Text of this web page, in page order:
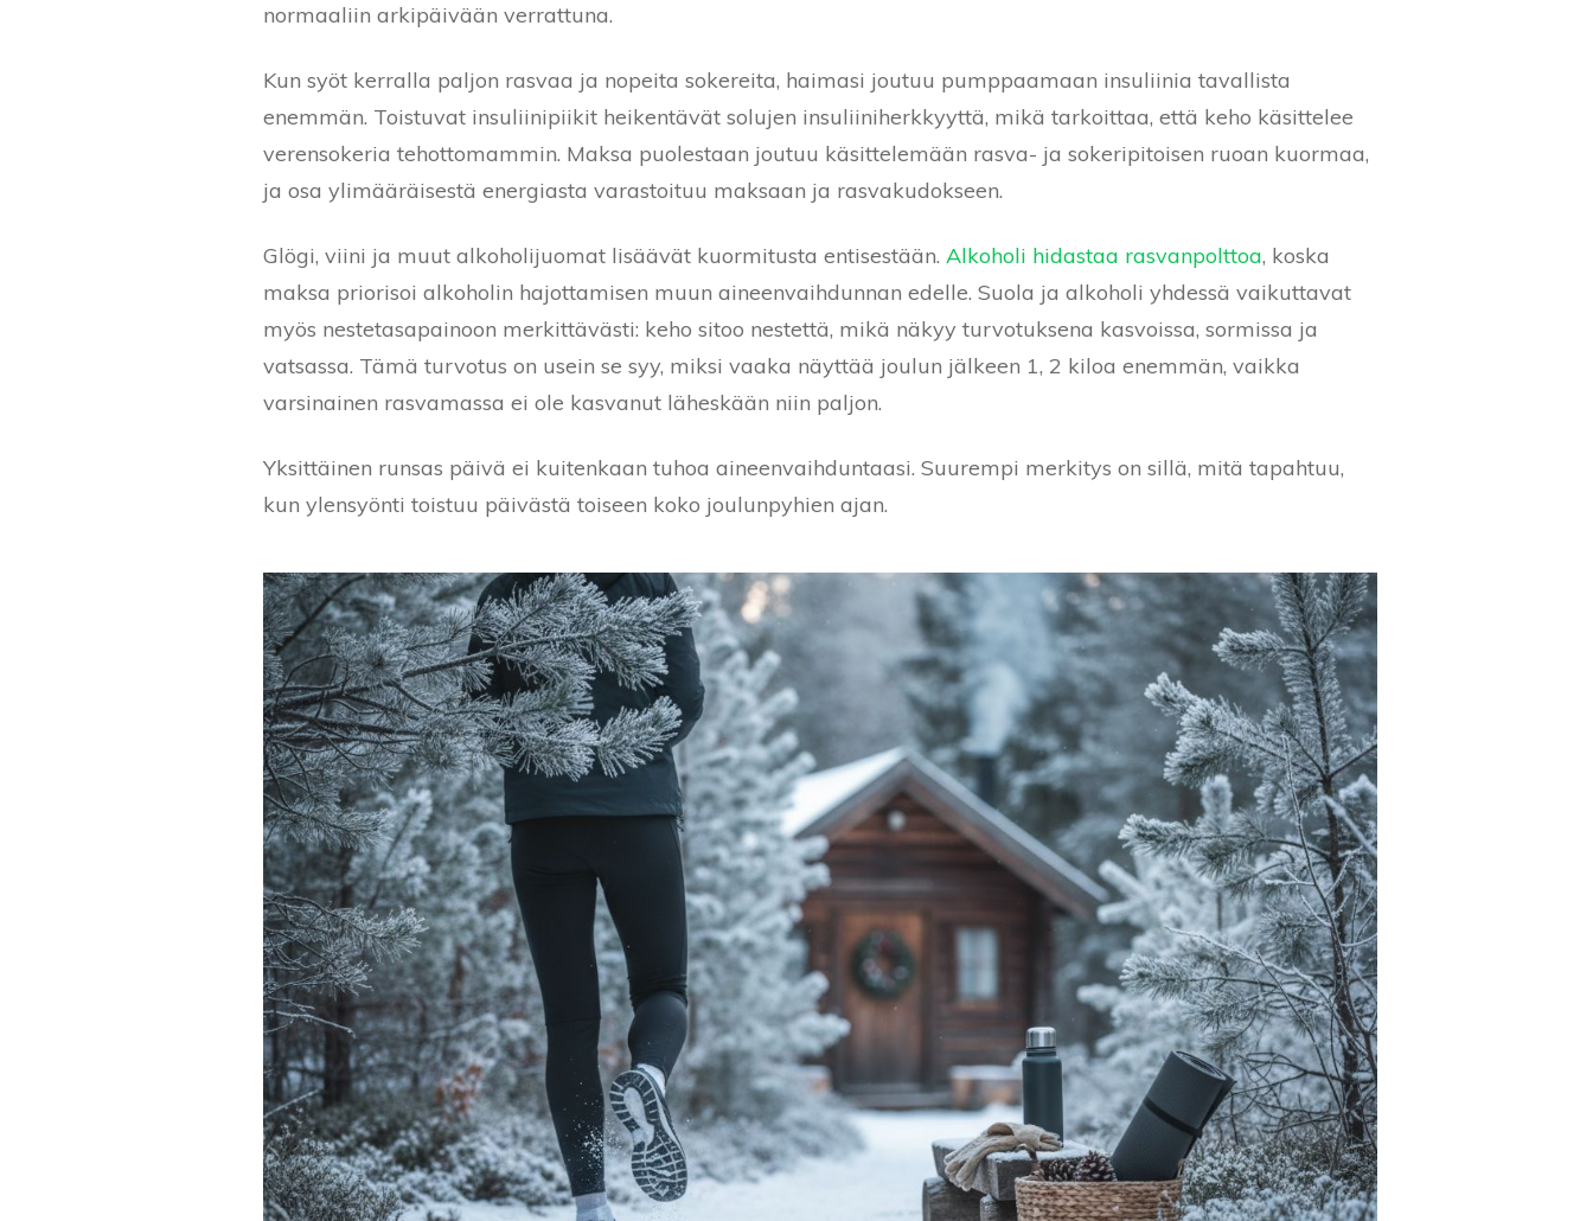
normaaliin arkipäivään verrattuna.
Kun syöt kerralla paljon rasvaa ja nopeita sokereita, haimasi joutuu pumppaamaan insuliinia tavallista
enemmän. Toistuvat insuliinipiikit heikentävät solujen insuliiniherkkyyttä, mikä tarkoittaa, että keho käsittelee
verensokeria tehottomammin. Maksa puolestaan joutuu käsittelemään rasva- ja sokeripitoisen ruoan kuormaa,
ja osa ylimääräisestä energiasta varastoituu maksaan ja rasvakudokseen.
Glögi, viini ja muut alkoholijuomat lisäävät kuormitusta entisestään. Alkoholi hidastaa rasvanpolttoa, koska
maksa priorisoi alkoholin hajottamisen muun aineenvaihdunnan edelle. Suola ja alkoholi yhdessä vaikuttavat
myös nestetasapainoon merkittävästi: keho sitoo nestettä, mikä näkyy turvotuksena kasvoissa, sormissa ja
vatsassa. Tämä turvotus on usein se syy, miksi vaaka näyttää joulun jälkeen 1, 2 kiloa enemmän, vaikka
varsinainen rasvamassa ei ole kasvanut läheskään niin paljon.
Yksittäinen runsas päivä ei kuitenkaan tuhoa aineenvaihduntaasi. Suurempi merkitys on sillä, mitä tapahtuu,
kun ylensyönti toistuu päivästä toiseen koko joulunpyhien ajan.